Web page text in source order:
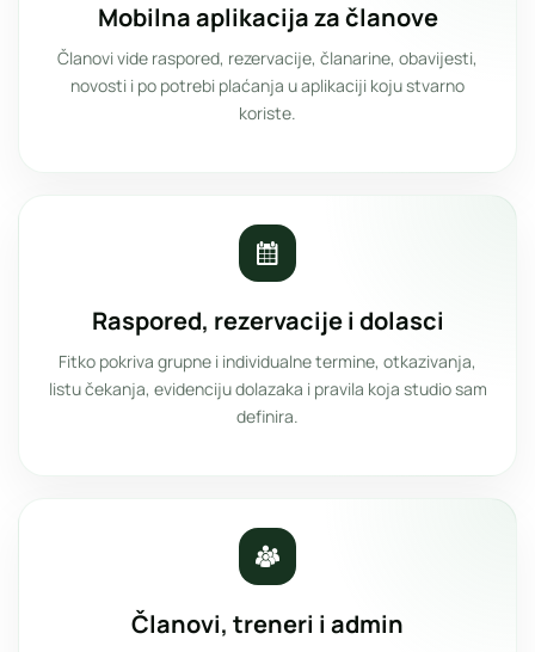
Mobilna aplikacija za članove
Članovi vide raspored, rezervacije, članarine, obavijesti,
novosti i po potrebi plaćanja u aplikaciji koju stvarno
koriste.
Raspored, rezervacije i dolasci
Fitko pokriva grupne i individualne termine, otkazivanja,
listu čekanja, evidenciju dolazaka i pravila koja studio sam
definira.
Članovi, treneri i admin